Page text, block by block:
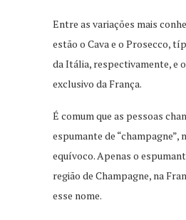
Entre as variações mais
estão o Cava e o Prosecco,
da Itália, respectivamente, e
exclusivo da França.
É comum que as pessoas
espumante de “champagne”,
equívoco. Apenas o
região de Champagne, na
esse nome.